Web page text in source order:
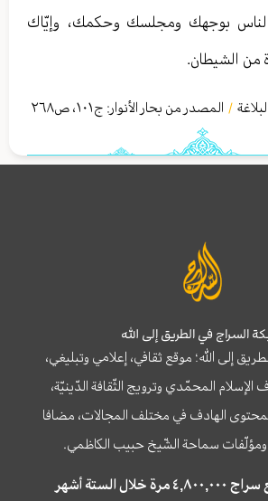
بوجهك ومجلسك وحكمك، وإيّاك
من الشيطان.
/ المصدر من بحار الأنوار: ج١٠١، ص٢٦٨
السراج في الطريق إلى الله
إلى الله؛ موقع ثقافي، إعلامي وتبليغي،
المحمّدي وترويج الثّقافة الدّينيّة،
الهادف في مختلف المجالات، مضافا
سماحة الشّيخ حبيب الكاظمي.
تمّت زيارة موقع سراج ٤,٨٠٠,٠٠٠ مرة خلال الستة أشهر